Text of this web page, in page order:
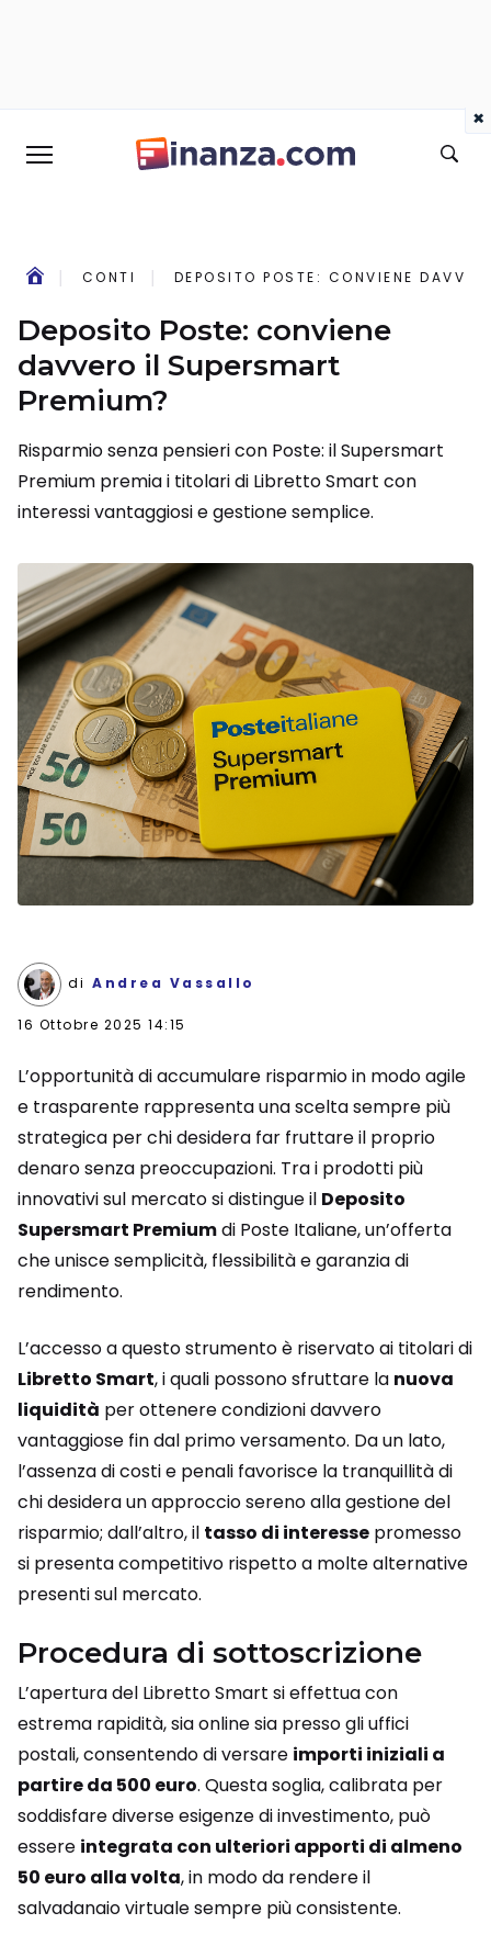
CONTI DEPOSITO POSTE: CONVIENE
Deposito Poste: conviene
davvero il Supersmart
Premium?
Risparmio senza pensieri con Poste: il Supersmart
Premium premia i titolari di Libretto Smart con
interessi vantaggiosi e gestione semplice.
di Andrea Vassallo
16 Ottobre 2025 14:15
L’opportunità di accumulare risparmio in modo agile
e trasparente rappresenta una scelta sempre più
strategica per chi desidera far fruttare il proprio
denaro senza preoccupazioni. Tra i prodotti più
innovativi sul mercato si distingue il Deposito
Supersmart Premiumdi Poste Italiane, un’offerta
che unisce semplicità, flessibilità e garanzia di
rendimento.
L’accesso a questo strumento è riservato ai titolari di
Libretto Smart, i quali possono sfruttare la nuova
liquidità per ottenere condizioni davvero
vantaggiose fin dal primo versamento. Da un lato,
l’assenza di costi e penali favorisce la tranquillità di
chi desidera un approccio sereno alla gestione del
risparmio; dall’altro, il tasso di interesse promesso
si presenta competitivo rispetto a molte alternative
presenti sul mercato.
Procedura di sottoscrizione
L’apertura del Libretto Smart si effettua con
estrema rapidità, sia online sia presso gli uffici
postali, consentendo di versare importi iniziali a
partire da 500 euro. Questa soglia, calibrata per
soddisfare diverse esigenze di investimento, può
essere integrata con ulteriori apporti di almeno
50 euro alla volta, in modo da rendere il
salvadanaio virtuale sempre più consistente.
×